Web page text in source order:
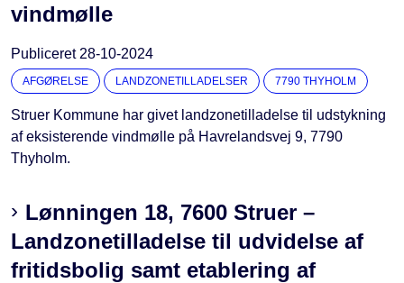
vindmølle
Publiceret 28-10-2024
AFGØRELSE LANDZONETILLADELSER 7790 THYHOLM
Struer Kommune har givet landzonetilladelse til udstykning
af eksisterende vindmølle på Havrelandsvej 9, 7790
Thyholm.
Lønningen 18, 7600 Struer –
Landzonetilladelse til udvidelse af
fritidsbolig samt etablering af